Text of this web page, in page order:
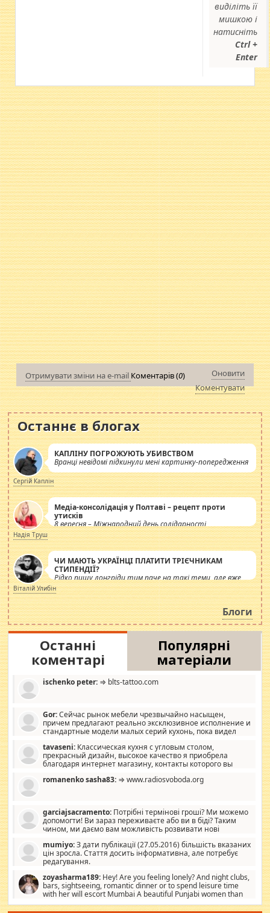
виділіть її
мишкою і
натисніть
Ctrl +
Enter
Отримувати зміни на e-mail Коментарів (0)
Оновити
Коментувати
Останнє в блогах
КАПЛІНУ ПОГРОЖУЮТЬ УБИВСТВОМ
Вранці невідомі підкинули мені картинку-попередження
Сергій Каплін
Медіа-консолідація у Полтаві – рецепт проти
утисків
8 вересня – Міжнародний день солідарності
журналістів.
Надія Труш
ЧИ МАЮТЬ УКРАЇНЦІ ПЛАТИТИ ТРІЄЧНИКАМ
СТИПЕНДІЇ?
Рідко пишу лонгріди тим паче на такі теми, але вже
просто дістало! Обурюють сьогоднішні інсенуації
навколо стипендіального питання. Штучно
роздувається ще одна соціальна катастрофа.
Віталій Улибін
Блоги
Останні
коментарі
Популярні
матеріали
ischenko peter: ⇒ blts-tattoo.com
Gor:Сейчас рынок мебели чрезвычайно насыщен,
причем предлагают реально эксклюзивное исполнение и
стандартные модели малых серий кухонь, пока видел
стандартные формы, в MebelOk, креативненько и что главное -
со вкусом все в порядке, без ненужных наворотов удорожающих
мебель, а это не последний фактор.
tavaseni: Классическая кухня с угловым столом,
прекрасный дизайн, высокое качество я приобрела
благодаря интернет магазину, контакты которого вы
romanenko sasha83: ⇒ www.radiosvoboda.org
garciajsacramento: Потрібні термінові гроші? Ми можемо
допомогти! Ви зараз переживаєте або ви в біді? Таким
чином, ми даємо вам можливість розвивати нові
допомагати людям, які намагаються дати їм шанс. Кожен
заслуговує на другий шанс, і, оскільки влада не зможе, вони
повинні приймати від інших. Для нас нема багато суми, і зрілість
витрат, а тільки узгоджених сум і нічого іншого. Не чекайте і не
коментуйте цей пост. Введіть суму, яку ви хочете подати, і ми
зв'яжемося з вами з усіма варіантами. зв'яжіться з нами
сьогодні на garciajsacramento@gmail.com Вам потрібні термінові
mumiyo:З дати публікації (27.05.2016) більшість вказаних
цін зросла. Стаття досить інформативна, але потребує
редагування.
zoyasharma189: Hey! Are you feeling lonely? And night clubs,
bars, sightseeing, romantic dinner or to spend leisure time
with her will escort Mumbai A beautiful Punjabi women than
sexy escort companion in arms that you guys feel like 5 star luxury
hotel had to spend the night in their search for loved solitaire free